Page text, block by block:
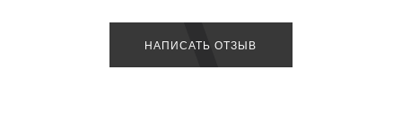
НАПИСАТЬ ОТЗЫВ